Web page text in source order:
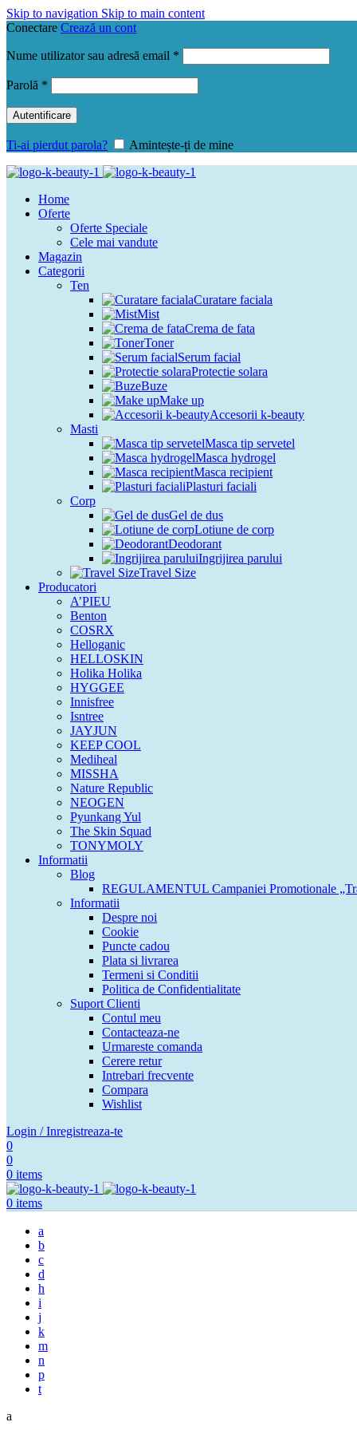
Skip to navigation Skip to main content
Conectare Crează un cont
Nume utilizator sau adresă email *
Parolă *
Autentificare
Ti-ai pierdut parola? Amintește-ți de mine
Home
Oferte
Oferte Speciale
Cele mai vandute
Magazin
Categorii
Ten
Curatare faciala
Mist
Crema de fata
Toner
Serum facial
Protectie solara
Buze
Make up
Accesorii k-beauty
Masti
Masca tip servetel
Masca hydrogel
Masca recipient
Plasturi faciali
Corp
Gel de dus
Lotiune de corp
Deodorant
Ingrijirea parului
Travel Size
Producatori
A’PIEU
Benton
COSRX
Helloganic
HELLOSKIN
Holika Holika
HYGGEE
Innisfree
Isntree
JAYJUN
KEEP COOL
Mediheal
MISSHA
Nature Republic
NEOGEN
Pyunkang Yul
The Skin Squad
TONYMOLY
Informatii
Blog
REGULAMENTUL Campaniei Promotionale
Informatii
Despre noi
Cookie
Puncte cadou
Plata si livrarea
Termeni si Conditii
Politica de Confidentialitate
Suport Clienti
Contul meu
Contacteaza-ne
Urmareste comanda
Cerere retur
Intrebari frecvente
Compara
Wishlist
Login / Inregistreaza-te
0
0
0 items
0 items
a
b
c
d
h
i
j
k
m
n
p
t
a